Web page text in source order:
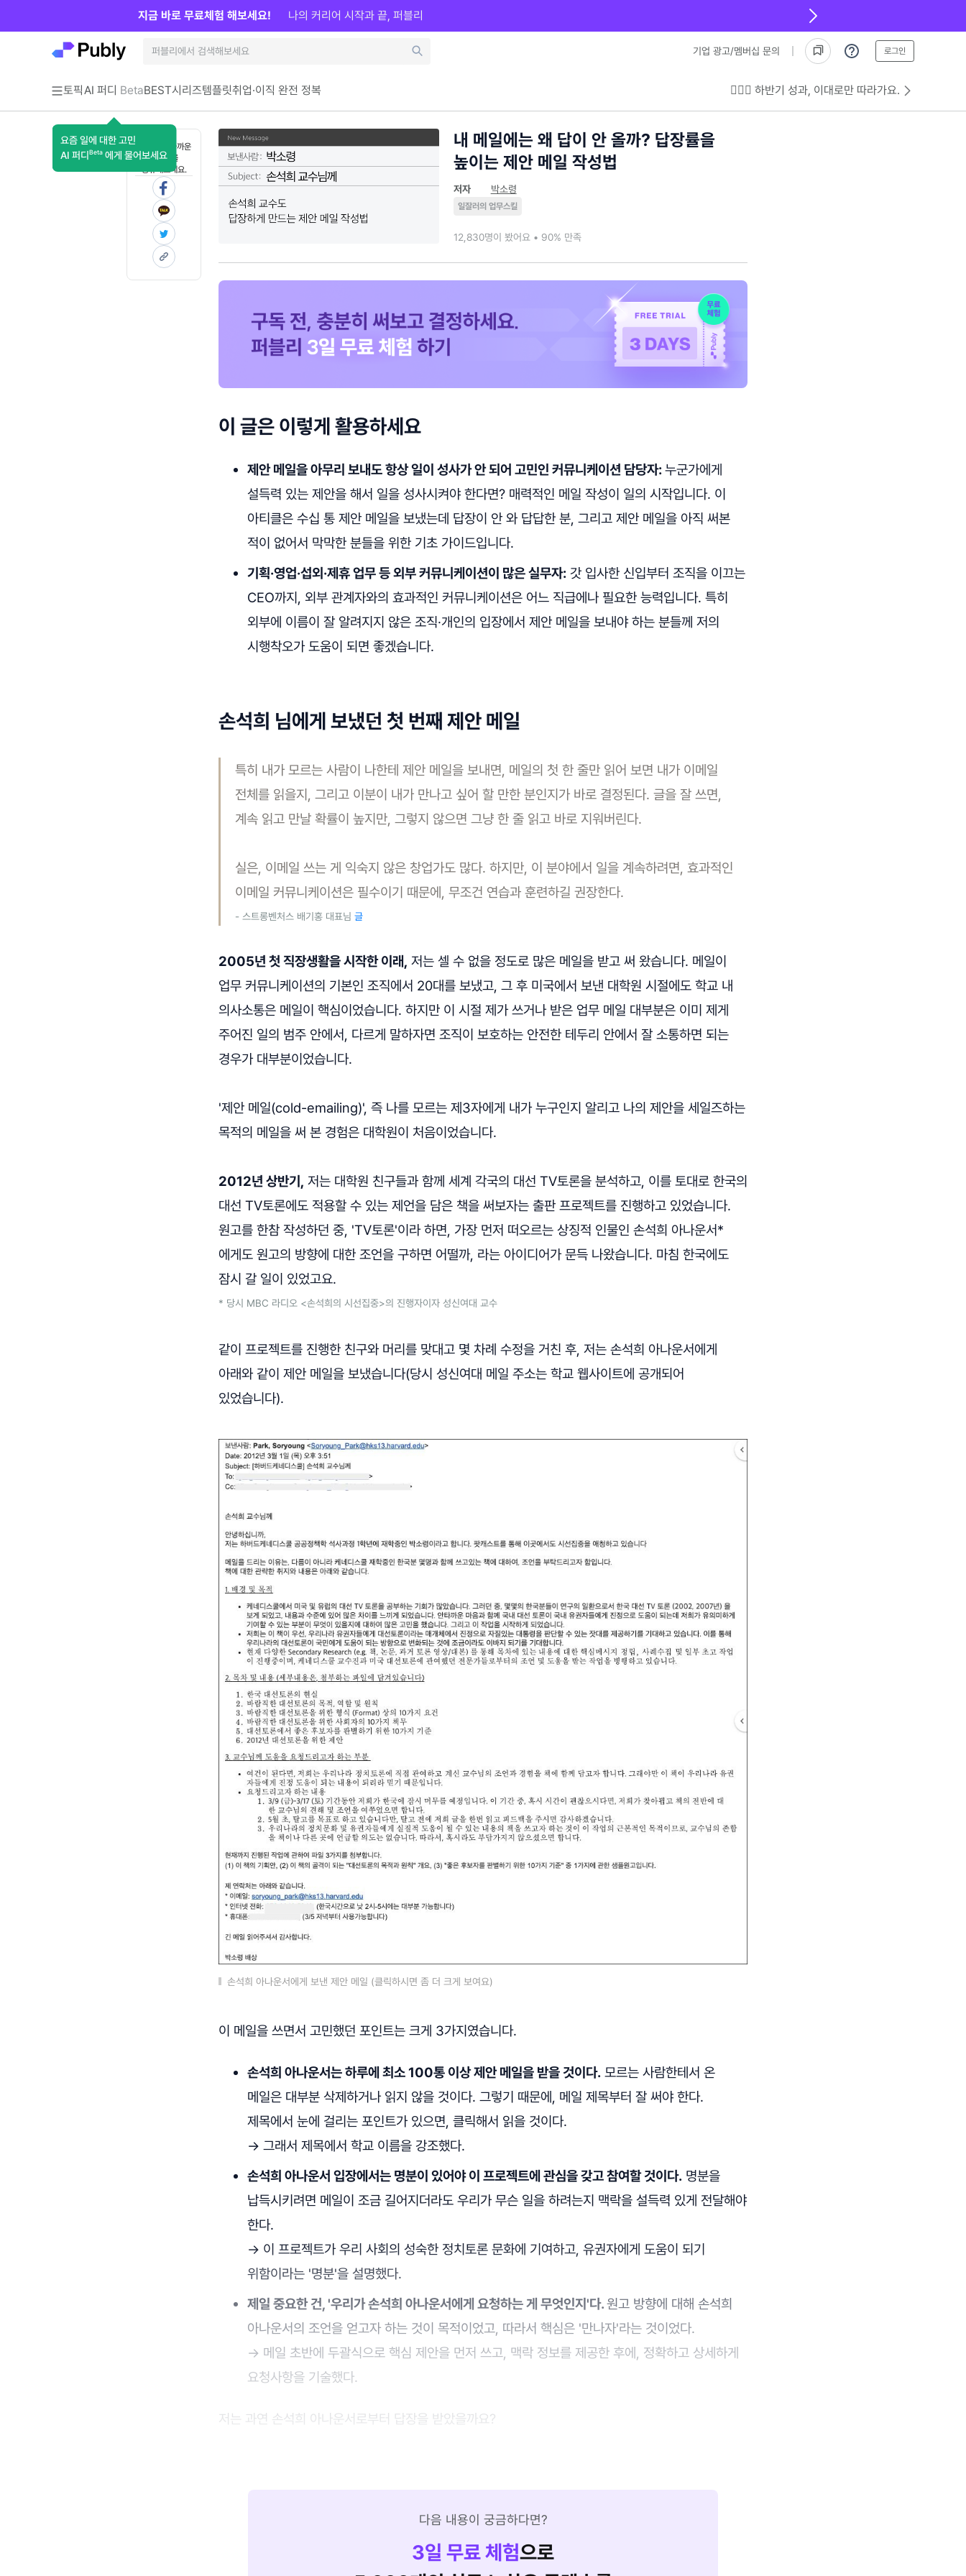
기업 광고/멤버십 문의 로그인
토픽AI 퍼디 Beta
요즘 일에 대한 고민
AI 퍼디 Beta 에게 물어보세요
BEST시리즈템플릿취업·이직 완전 정복 💁🏻‍♂️ 하반기 성과, 이대로만 따라가요.
지금 바로 무료체험 해보세요! 나의 커리어 시작과 끝, 퍼블리
혼자 보기 아까운
콘텐츠를
공유해보세요.
내 메일에는 왜 답이 안 올까? 답장률을
높이는 제안 메일 작성법
저자 박소령
일잘러의 업무스킬
12,830명이 봤어요 • 90% 만족
이 글은 이렇게 활용하세요
제안 메일을 아무리 보내도 항상 일이 성사가 안 되어 고민인 커뮤니케이션 담당자:누군가에게
설득력 있는 제안을 해서 일을 성사시켜야 한다면? 매력적인 메일 작성이 일의 시작입니다. 이
아티클은 수십 통 제안 메일을 보냈는데 답장이 안 와 답답한 분, 그리고 제안 메일을 아직 써본
적이 없어서 막막한 분들을 위한 기초 가이드입니다.
기획·영업·섭외·제휴 업무 등 외부 커뮤니케이션이 많은 실무자: 갓 입사한 신입부터 조직을 이끄는
CEO까지, 외부 관계자와의 효과적인 커뮤니케이션은 어느 직급에나 필요한 능력입니다. 특히
외부에 이름이 잘 알려지지 않은 조직·개인의 입장에서 제안 메일을 보내야 하는 분들께 저의
시행착오가 도움이 되면 좋겠습니다.
손석희 님에게 보냈던 첫 번째 제안 메일
특히 내가 모르는 사람이 나한테 제안 메일을 보내면, 메일의 첫 한 줄만 읽어 보면 내가 이메일
전체를 읽을지, 그리고 이분이 내가 만나고 싶어 할 만한 분인지가 바로 결정된다. 글을 잘 쓰면,
계속 읽고 만날 확률이 높지만, 그렇지 않으면 그냥 한 줄 읽고 바로 지워버린다.
실은, 이메일 쓰는 게 익숙지 않은 창업가도 많다. 하지만, 이 분야에서 일을 계속하려면, 효과적인
이메일 커뮤니케이션은 필수이기 때문에, 무조건 연습과 훈련하길 권장한다.
- 스트롱벤처스 배기홍 대표님 글
2005년 첫 직장생활을 시작한 이래, 저는 셀 수 없을 정도로 많은 메일을 받고 써 왔습니다. 메일이
업무 커뮤니케이션의 기본인 조직에서 20대를 보냈고, 그 후 미국에서 보낸 대학원 시절에도 학교 내
의사소통은 메일이 핵심이었습니다. 하지만 이 시절 제가 쓰거나 받은 업무 메일 대부분은 이미 제게
주어진 일의 범주 안에서, 다르게 말하자면 조직이 보호하는 안전한 테두리 안에서 잘 소통하면 되는
경우가 대부분이었습니다.
'제안 메일(cold-emailing)', 즉 나를 모르는 제3자에게 내가 누구인지 알리고 나의 제안을 세일즈하는
목적의 메일을 써 본 경험은 대학원이 처음이었습니다.
2012년 상반기, 저는 대학원 친구들과 함께 세계 각국의 대선 TV토론을 분석하고, 이를 토대로 한국의
대선 TV토론에도 적용할 수 있는 제언을 담은 책을 써보자는 출판 프로젝트를 진행하고 있었습니다.
원고를 한참 작성하던 중, 'TV토론'이라 하면, 가장 먼저 떠오르는 상징적 인물인 손석희 아나운서*
에게도 원고의 방향에 대한 조언을 구하면 어떨까, 라는 아이디어가 문득 나왔습니다. 마침 한국에도
잠시 갈 일이 있었고요.
* 당시 MBC 라디오 <손석희의 시선집중>의 진행자이자 성신여대 교수
같이 프로젝트를 진행한 친구와 머리를 맞대고 몇 차례 수정을 거친 후, 저는 손석희 아나운서에게
아래와 같이 제안 메일을 보냈습니다(당시 성신여대 메일 주소는 학교 웹사이트에 공개되어
있었습니다).
손석희 아나운서에게 보낸 제안 메일 (클릭하시면 좀 더 크게 보여요)
이 메일을 쓰면서 고민했던 포인트는 크게 3가지였습니다.
손석희 아나운서는 하루에 최소 100통 이상 제안 메일을 받을 것이다. 모르는 사람한테서 온
메일은 대부분 삭제하거나 읽지 않을 것이다. 그렇기 때문에, 메일 제목부터 잘 써야 한다.
제목에서 눈에 걸리는 포인트가 있으면, 클릭해서 읽을 것이다.
→ 그래서 제목에서 학교 이름을 강조했다.
손석희 아나운서 입장에서는 명분이 있어야 이 프로젝트에 관심을 갖고 참여할 것이다. 명분을
납득시키려면 메일이 조금 길어지더라도 우리가 무슨 일을 하려는지 맥락을 설득력 있게 전달해야
한다.
→ 이 프로젝트가 우리 사회의 성숙한 정치토론 문화에 기여하고, 유권자에게 도움이 되기
위함이라는 '명분'을 설명했다.
제일 중요한 건, '우리가 손석희 아나운서에게 요청하는 게 무엇인지'다.원고 방향에 대해 손석희
아나운서의 조언을 얻고자 하는 것이 목적이었고, 따라서 핵심은 '만나자'라는 것이었다.
→ 메일 초반에 두괄식으로 핵심 제안을 먼저 쓰고, 맥락 정보를 제공한 후에, 정확하고 상세하게
요청사항을 기술했다.
저는 과연 손석희 아나운서로부터 답장을 받았을까요?
다음 내용이 궁금하다면?
3일 무료 체험으로